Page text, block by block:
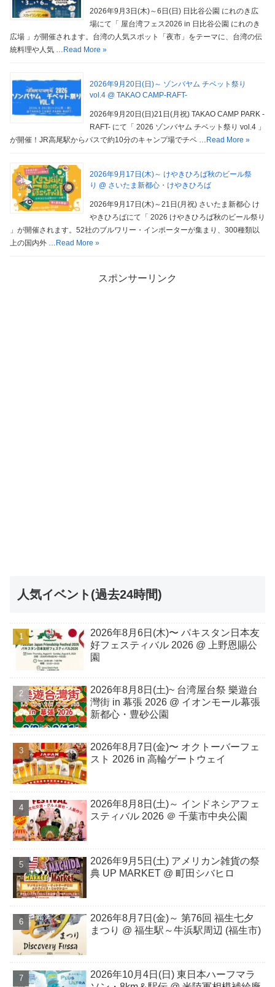
2026年9月3日(木)～6日(日) 日比谷公園 にれのき広
場にて「 屋台湾フェス2026 in 日比谷公園 にれのき
広場 」が開催されます。台湾の人気スポット「夜市」をテーマに、台湾の伝
統料理や人気 …Read More »
2026年9月20日(日)～ ゾンバヤム チベット祭り
vol.4 @ TAKAO CAMP-RAFT-
2026年9月20日(日)21日(月祝) TAKAO CAMP PARK -
RAFT- にて「 2026 ゾンバヤム チベット祭り vol.4 」
が開催！JR高尾駅からバスで約10分のキャンプ場でチベ …Read More »
2026年9月17日(木)～ けやきひろば秋のビール祭
り @ さいたま新都心・けやきひろば
2026年9月17日(木)～21日(月祝) さいたま新都心 け
やきひろばにて「 2026 けやきひろば秋のビール祭り
」が開催されます。52社のブルワリー・インポーターが集まり、300種類以
上の国内外 …Read More »
スポンサーリンク
人気イベント(過去24時間)
2026年8月6日(木)〜 パキスタン日本友
好フェスティバル 2026 @ 上野恩賜公
園
2026年8月8日(土)~ 台湾屋台祭 樂遊台
灣街 in 幕張 2026 @ イオンモール幕張
新都心・豊砂公園
2026年8月7日(金)〜 オクトーバーフェ
スト 2026 in 高輪ゲートウェイ
2026年8月8日(土)～ インドネシアフェ
スティバル 2026 ＠ 千葉市中央公園
2026年9月5日(土) アメリカン雑貨の祭
典 UP MARKET @ 町田シバヒロ
2026年8月7日(金)～ 第76回 福生七夕
まつり @ 福生駅～牛浜駅周辺 (福生市)
2026年10月4日(日) 東日本ハーフマラ